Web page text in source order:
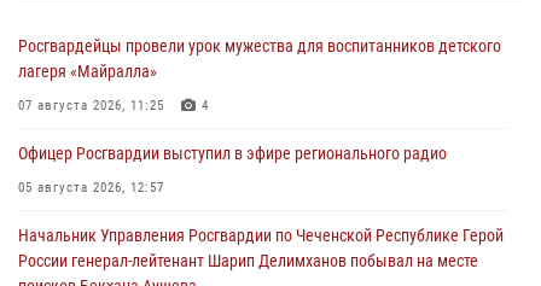
Росгвардейцы провели урок мужества для воспитанников детского
лагеря «Майралла»
07 августа 2026, 11:25 4
Офицер Росгвардии выступил в эфире регионального радио
05 августа 2026, 12:57
Начальник Управления Росгвардии по Чеченской Республике Герой
России генерал-лейтенант Шарип Делимханов побывал на месте